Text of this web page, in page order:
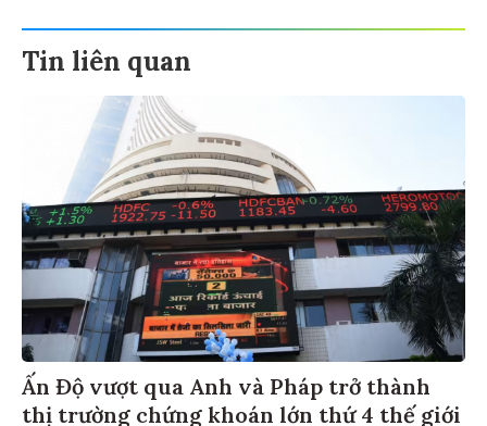
Tin liên quan
Ấn Độ vượt qua Anh và Pháp trở thành
thị trường chứng khoán lớn thứ 4 thế giới